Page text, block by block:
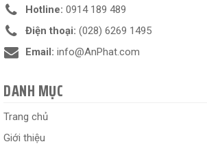
Hotline: 0914 189 489
Điện thoại: (028) 6269 1495
Email: info@AnPhat.com
DANH MỤC
Trang chủ
Giới thiệu